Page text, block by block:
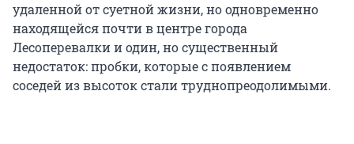
удаленной от суетной жизни, но одновременно
находящейся почти в центре города
Лесоперевалки и один, но существенный
недостаток: пробки, которые с появлением
соседей из высоток стали труднопреодолимыми.